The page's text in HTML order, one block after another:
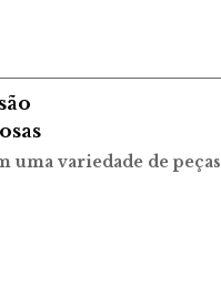
uma variedade de peças